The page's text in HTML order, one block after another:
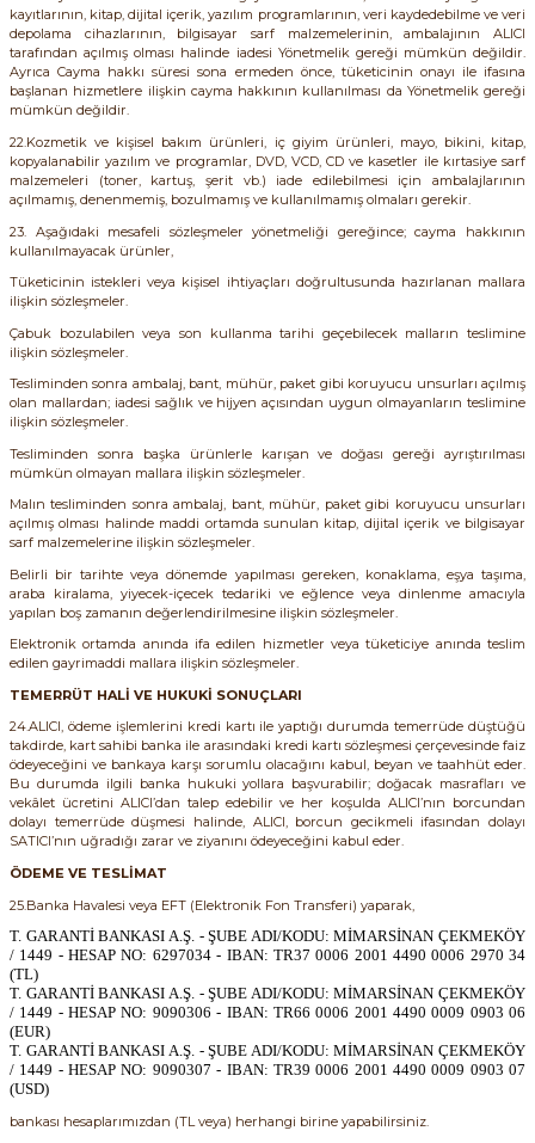
kayıtlarının, kitap, dijital içerik, yazılım programlarının, veri kaydedebilme ve veri
depolama cihazlarının, bilgisayar sarf malzemelerinin, ambalajının ALICI
tarafından açılmış olması halinde iadesi Yönetmelik gereği mümkün değildir.
Ayrıca Cayma hakkı süresi sona ermeden önce, tüketicinin onayı ile ifasına
başlanan hizmetlere ilişkin cayma hakkının kullanılması da Yönetmelik gereği
mümkün değildir.
22.Kozmetik ve kişisel bakım ürünleri, iç giyim ürünleri, mayo, bikini, kitap,
kopyalanabilir yazılım ve programlar, DVD, VCD, CD ve kasetler ile kırtasiye sarf
malzemeleri (toner, kartuş, şerit vb.) iade edilebilmesi için ambalajlarının
açılmamış, denenmemiş, bozulmamış ve kullanılmamış olmaları gerekir.
23. Aşağıdaki mesafeli sözleşmeler yönetmeliği gereğince; cayma hakkının
kullanılmayacak ürünler,
Tüketicinin istekleri veya kişisel ihtiyaçları doğrultusunda hazırlanan mallara
ilişkin sözleşmeler.
Çabuk bozulabilen veya son kullanma tarihi geçebilecek malların teslimine
ilişkin sözleşmeler.
Tesliminden sonra ambalaj, bant, mühür, paket gibi koruyucu unsurları açılmış
olan mallardan; iadesi sağlık ve hijyen açısından uygun olmayanların teslimine
ilişkin sözleşmeler.
Tesliminden sonra başka ürünlerle karışan ve doğası gereği ayrıştırılması
mümkün olmayan mallara ilişkin sözleşmeler.
Malın tesliminden sonra ambalaj, bant, mühür, paket gibi koruyucu unsurları
açılmış olması halinde maddi ortamda sunulan kitap, dijital içerik ve bilgisayar
sarf malzemelerine ilişkin sözleşmeler.
Belirli bir tarihte veya dönemde yapılması gereken, konaklama, eşya taşıma,
araba kiralama, yiyecek-içecek tedariki ve eğlence veya dinlenme amacıyla
yapılan boş zamanın değerlendirilmesine ilişkin sözleşmeler.
Elektronik ortamda anında ifa edilen hizmetler veya tüketiciye anında teslim
edilen gayrimaddi mallara ilişkin sözleşmeler.
TEMERRÜT HALİ VE HUKUKİ SONUÇLARI
24.ALICI, ödeme işlemlerini kredi kartı ile yaptığı durumda temerrüde düştüğü
takdirde, kart sahibi banka ile arasındaki kredi kartı sözleşmesi çerçevesinde faiz
ödeyeceğini ve bankaya karşı sorumlu olacağını kabul, beyan ve taahhüt eder.
Bu durumda ilgili banka hukuki yollara başvurabilir; doğacak masrafları ve
vekâlet ücretini ALICI’dan talep edebilir ve her koşulda ALICI’nın borcundan
dolayı temerrüde düşmesi halinde, ALICI, borcun gecikmeli ifasından dolayı
SATICI’nın uğradığı zarar ve ziyanını ödeyeceğini kabul eder.
ÖDEME VE TESLİMAT
25.Banka Havalesi veya EFT (Elektronik Fon Transferi) yaparak,
T. GARANTİ BANKASI A.Ş. - ŞUBE ADI/KODU: MİMARSİNAN ÇEKMEKÖY
/ 1449 - HESAP NO: 6297034 - IBAN: TR37 0006 2001 4490 0006 2970 34
(TL)
T. GARANTİ BANKASI A.Ş. - ŞUBE ADI/KODU: MİMARSİNAN ÇEKMEKÖY
/ 1449 - HESAP NO: 9090306 - IBAN: TR66 0006 2001 4490 0009 0903 06
(EUR)
T. GARANTİ BANKASI A.Ş. - ŞUBE ADI/KODU: MİMARSİNAN ÇEKMEKÖY
/ 1449 - HESAP NO: 9090307 - IBAN: TR39 0006 2001 4490 0009 0903 07
(USD)
bankası hesaplarımızdan (TL veya) herhangi birine yapabilirsiniz.